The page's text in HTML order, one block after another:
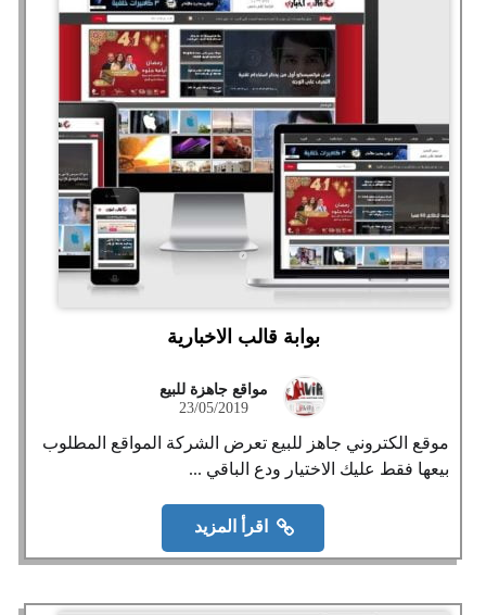
بوابة قالب الاخبارية
مواقع جاهزة للبيع
23/05/2019
موقع الكتروني جاهز للبيع تعرض الشركة المواقع المطلوب
بيعها فقط عليك الاختيار ودع الباقي ...
اقرأ المزيد